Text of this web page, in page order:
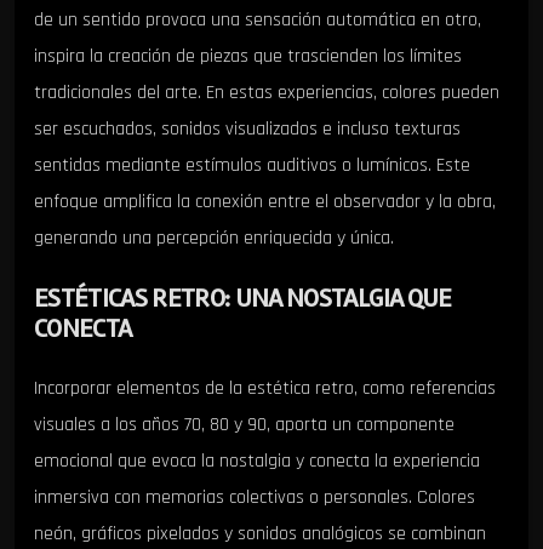
de un sentido provoca una sensación automática en otro,
inspira la creación de piezas que trascienden los límites
tradicionales del arte. En estas experiencias, colores pueden
ser escuchados, sonidos visualizados e incluso texturas
sentidas mediante estímulos auditivos o lumínicos. Este
enfoque amplifica la conexión entre el observador y la obra,
generando una percepción enriquecida y única.
ESTÉTICAS RETRO: UNA NOSTALGIA QUE
CONECTA
Incorporar elementos de la estética retro, como referencias
visuales a los años 70, 80 y 90, aporta un componente
emocional que evoca la nostalgia y conecta la experiencia
inmersiva con memorias colectivas o personales. Colores
neón, gráficos pixelados y sonidos analógicos se combinan